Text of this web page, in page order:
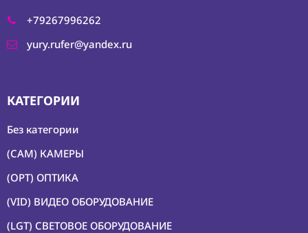
+79267996262
yury.rufer@yandex.ru
КАТЕГОРИИ
Без категории
(CAM) КАМЕРЫ
(OPT) ОПТИКА
(VID) ВИДЕО ОБОРУДОВАНИЕ
(LGT) СВЕТОВОЕ ОБОРУДОВАНИЕ